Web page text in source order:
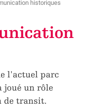
historiques
l'actuel parc
joué un rôle
de transit.